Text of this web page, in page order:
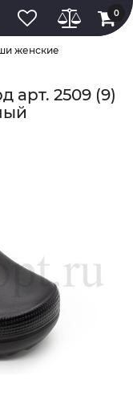
0
женские
арт. 2509 (9)